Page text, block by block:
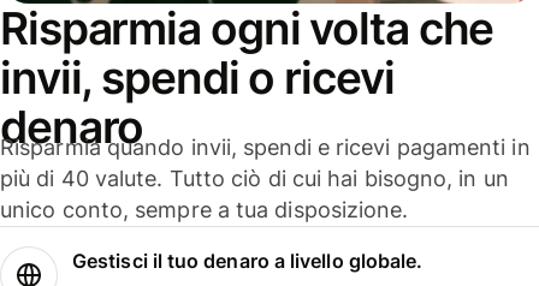
Risparmia ogni volta che
invii, spendi o ricevi
denaro
Risparmia quando invii, spendi e ricevi pagamenti in
più di 40 valute. Tutto ciò di cui hai bisogno, in un
unico conto, sempre a tua disposizione.
Gestisci il tuo denaro a livello globale.